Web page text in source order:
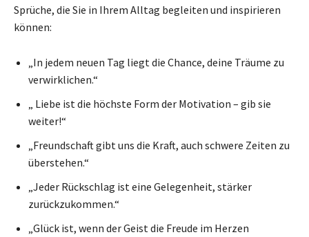
Sprüche, die Sie in Ihrem Alltag begleiten und inspirieren
können:
„In jedem neuen Tag liegt die Chance, deine Träume zu
verwirklichen.“
„ Liebe ist die höchste Form der Motivation – gib sie
weiter!“
„Freundschaft gibt uns die Kraft, auch schwere Zeiten zu
überstehen.“
„Jeder Rückschlag ist eine Gelegenheit, stärker
zurückzukommen.“
„Glück ist, wenn der Geist die Freude im Herzen